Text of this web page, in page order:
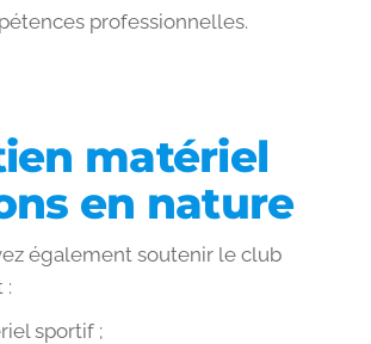
professionnelles.
matériel
en nature
également soutenir le club
:
sportif ;